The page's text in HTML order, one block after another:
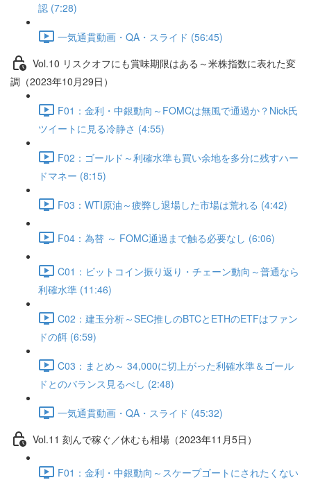
認 (7:28)
一気通貫動画・QA・スライド (56:45)
Vol.10 リスクオフにも賞味期限はある～米株指数に表れた変
調（2023年10月29日）
F01：金利・中銀動向～FOMCは無風で通過か？Nick氏
ツイートに見る冷静さ (4:55)
F02：ゴールド～利確水準も買い余地を多分に残すハー
ドマネー (8:15)
F03：WTI原油～疲弊し退場した市場は荒れる (4:42)
F04：為替 ～ FOMC通過まで触る必要なし (6:06)
C01：ビットコイン振り返り・チェーン動向～普通なら
利確水準 (11:46)
C02：建玉分析～SEC推しのBTCとETHのETFはファン
ドの餌 (6:59)
C03：まとめ～ 34,000に切上がった利確水準＆ゴール
ドとのバランス見るべし (2:48)
一気通貫動画・QA・スライド (45:32)
Vol.11 刻んで稼ぐ／休むも相場（2023年11月5日）
F01：金利・中銀動向～スケープゴートにされたくない